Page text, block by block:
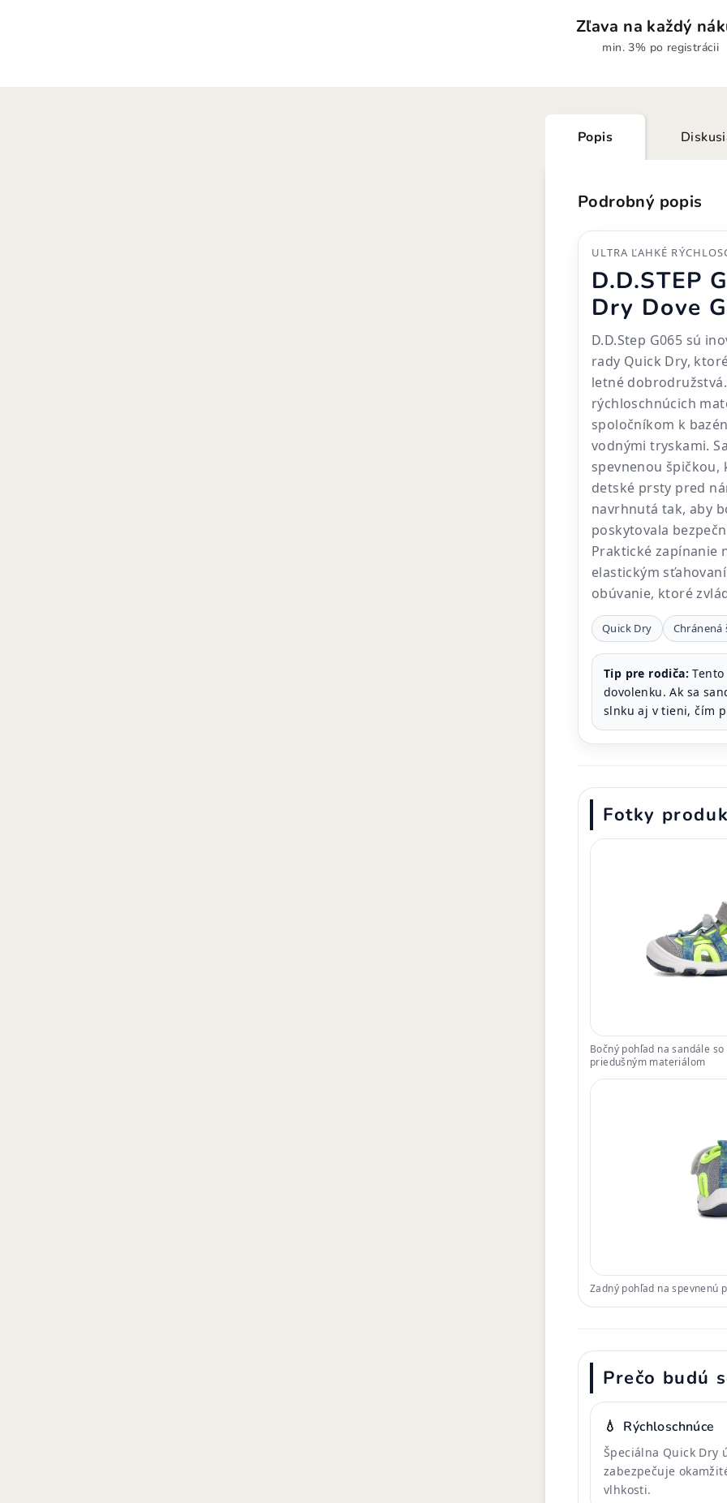
Zľava na každý
min. 3% po registrácii
Popis
Podrobný popis
ULTRA ĽAHKÉ
D.D.STEP
Dry Dove
D.D.Step G065 sú
rady Quick Dry,
letné
rýchloschnúcich
spoločníkom k
vodnými tryskami.
spevnenou
detské prsty pred
navrhnutá tak, aby
poskytovala
Praktické zapínanie
elastickým
obúvanie, ktoré
Quick Dry Chránená
Tip pre rodiča:
dovolenku. Ak sa
slnku aj v tieni, čím
Fotky
Bočný pohľad na sandále
priedušným materiálom
Zadný pohľad na spevnenú
Prečo budú
💧 Rýchloschnúce
Špeciálna Quick Dry
zabezpečuje
vlhkosti.